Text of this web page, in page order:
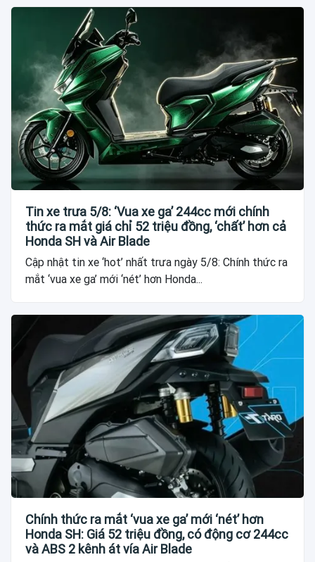
Tin xe trưa 5/8: ‘Vua xe ga’ 244cc mới chính
thức ra mắt giá chỉ 52 triệu đồng, ‘chất’ hơn cả
Honda SH và Air Blade
Cập nhật tin xe ‘hot’ nhất trưa ngày 5/8: Chính thức ra
mắt ‘vua xe ga’ mới ‘nét’ hơn Honda...
Chính thức ra mắt ‘vua xe ga’ mới ‘nét’ hơn
Honda SH: Giá 52 triệu đồng, có động cơ 244cc
và ABS 2 kênh át vía Air Blade